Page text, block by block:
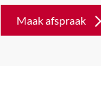
Maak afspraak